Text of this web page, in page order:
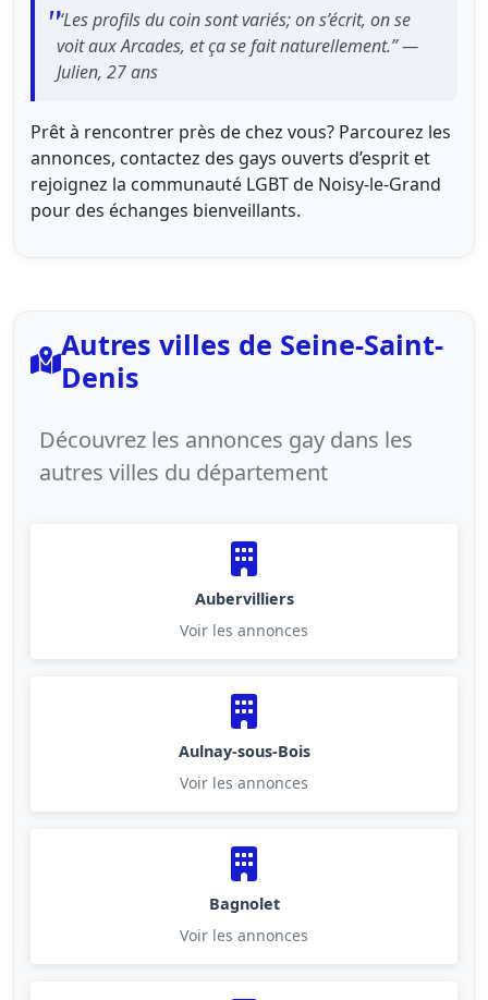
“Les profils du coin sont variés; on s’écrit, on se
voit aux Arcades, et ça se fait naturellement.” —
Julien, 27 ans
Prêt à rencontrer près de chez vous? Parcourez les
annonces, contactez des gays ouverts d’esprit et
rejoignez la communauté LGBT de Noisy-le-Grand
pour des échanges bienveillants.
Autres villes de Seine-Saint-
Denis
Découvrez les annonces gay dans les
autres villes du département
Aubervilliers
Voir les annonces
Aulnay-sous-Bois
Voir les annonces
Bagnolet
Voir les annonces